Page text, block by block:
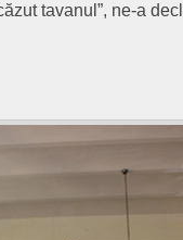
tavanul”, ne-a